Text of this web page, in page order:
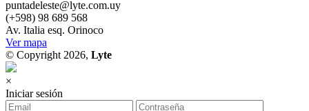
puntadeleste@lyte.com.uy
(+598) 98 689 568
Av. Italia esq. Orinoco
Ver mapa
© Copyright 2026, Lyte
×
Iniciar sesión